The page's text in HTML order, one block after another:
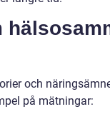
och
på mätningar: